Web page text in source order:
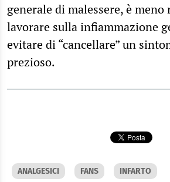
generale di malessere, è meno
lavorare sulla infiammazione
evitare di “cancellare” un
prezioso.
ANALGESICI FANS INFARTO